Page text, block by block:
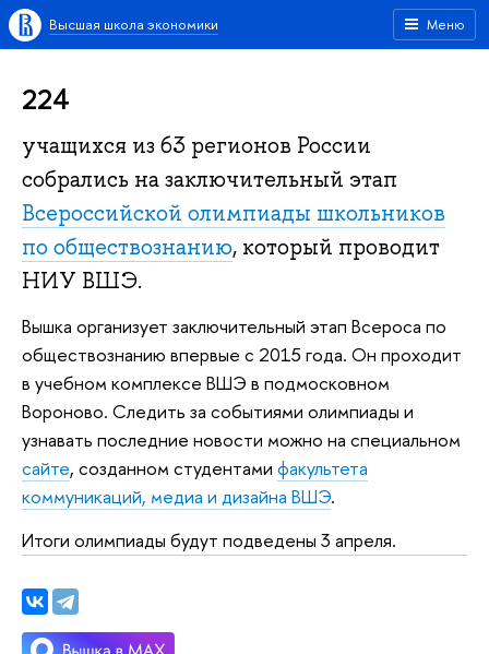
Меню
Высшая школа экономики
224
учащихся из 63 регионов России
собрались на заключительный этап
Всероссийской олимпиады школьников
по обществознанию, который проводит
НИУ ВШЭ.
Вышка организует заключительный этап Всероса по
обществознанию впервые с 2015 года. Он проходит
в учебном комплексе ВШЭ в подмосковном
Вороново. Следить за событиями олимпиады и
узнавать последние новости можно на специальном
сайте, созданном студентами факультета
коммуникаций, медиа и дизайна ВШЭ.
Итоги олимпиады будут подведены 3 апреля.